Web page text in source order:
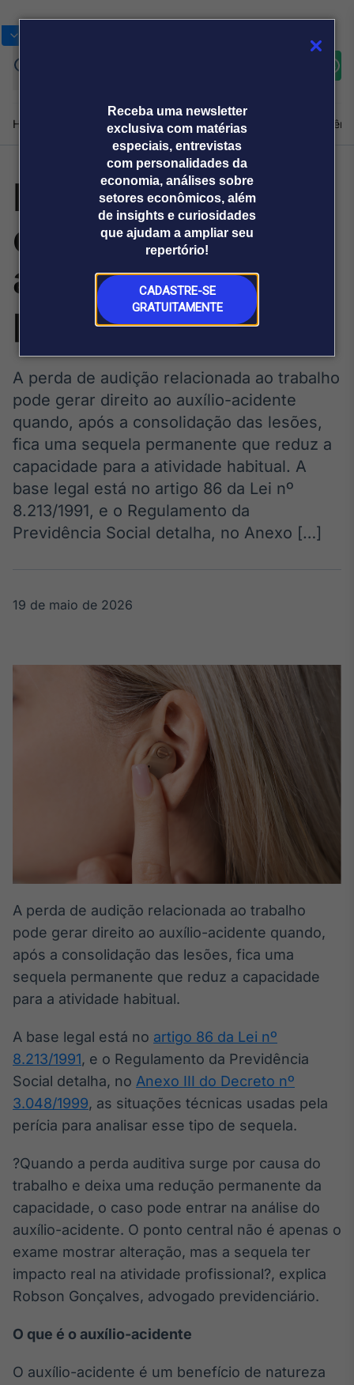
Receba uma newsletter
exclusiva com matérias
especiais, entrevistas
com personalidades da
economia, análises sobre
setores econômicos, além
de insights e curiosidades
que ajudam a ampliar seu
repertório!
CADASTRE-SE
GRATUITAMENTE
Home Produtos e soluçõesNotíciasBlogWeekend
Plataformas
Broadcast
Broadcast+
O mercado
financeiro em
tempo real
Broadcast
Agro
Tudo sobre o
agronegócio
Broadcast
Político
Os bastidores da
política em
tempo real
Broadcast
White Label
Plataforma para
conteúdos
personalizados
Plataforma para
ativos
Broadcast
Datafeed
integração de
dados
Ticker
Cotações e
headlines de
Broadcast
Widgets
Componentes
funcionalidades
Wallboard
displays e telas
Sobre nós Releases Broadcast
Prêmio Broadcast
Analistas
Prêmio Broadcast
Empresas
Agências de
comunicação
Releases
Especialista
explica auxílio-
acidente por
perda de audição
A perda de audição relacionada ao trabalho
pode gerar direito ao auxílio-acidente
quando, após a consolidação das lesões,
fica uma sequela permanente que reduz a
capacidade para a atividade habitual. A
base legal está no artigo 86 da Lei nº
8.213/1991, e o Regulamento da
Previdência Social detalha, no Anexo […]
19 de maio de 2026
A perda de audição relacionada ao trabalho
pode gerar direito ao auxílio-acidente quando,
após a consolidação das lesões, fica uma
sequela permanente que reduz a capacidade
para a atividade habitual.
A base legal está no artigo 86 da Lei nº
8.213/1991, e o Regulamento da Previdência
Social detalha, no Anexo III do Decreto nº
3.048/1999, as situações técnicas usadas pela
perícia para analisar esse tipo de sequela.
?Quando a perda auditiva surge por causa do
trabalho e deixa uma redução permanente da
capacidade, o caso pode entrar na análise do
auxílio-acidente. O ponto central não é apenas o
exame mostrar alteração, mas a sequela ter
impacto real na atividade profissional?, explica
Robson Gonçalves, advogado previdenciário.
O que é o auxílio-acidente
O auxílio-acidente é um benefício de natureza